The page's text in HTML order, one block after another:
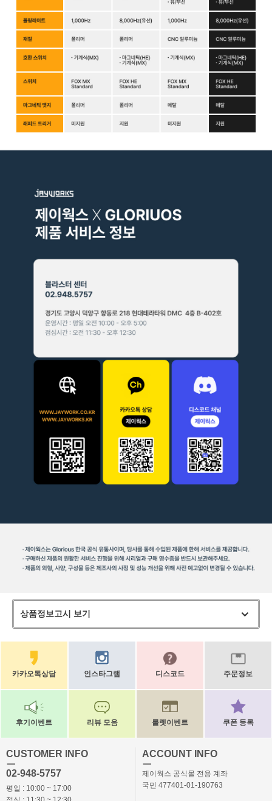
상품정보고시 보기
카카오톡상담 인스타그램 디스코드 주문정보
후기이벤트 리뷰 모음 룰렛이벤트 쿠폰 등록
CUSTOMER INFO
ㅡ
02-948-5757
평일 : 10:00 ~ 17:00
ACCOUNT INFO
ㅡ
제이웍스 공식몰 전용 계좌
국민 477401-01-190763